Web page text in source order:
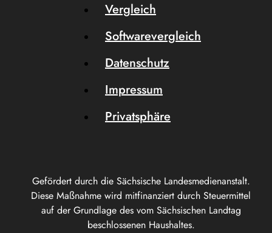
Gefördert durch die Sächsische Landesmedienanstalt.
Diese Maßnahme wird mitfinanziert durch Steuermittel
auf der Grundlage des vom Sächsischen Landtag
beschlossenen Haushaltes.
Vergleich
Softwarevergleich
Datenschutz
Impressum
Privatsphäre